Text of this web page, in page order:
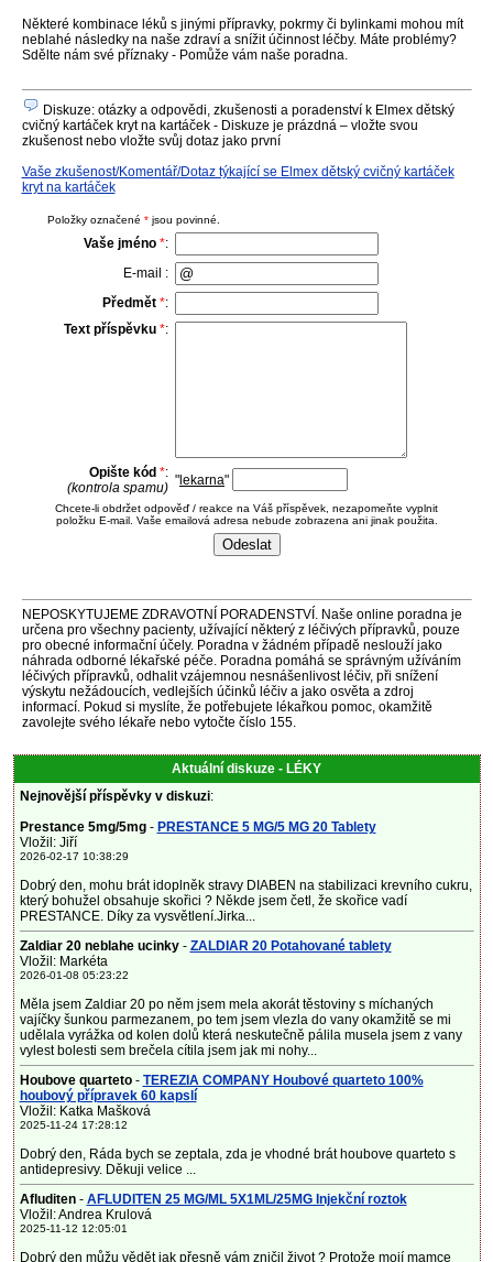
Některé kombinace léků s jinými přípravky, pokrmy či bylinkami mohou mít
neblahé následky na naše zdraví a snížit účinnost léčby. Máte problémy?
Sdělte nám své příznaky - Pomůže vám naše poradna.
Diskuze: otázky a odpovědi, zkušenosti a poradenství k Elmex dětský
cvičný kartáček kryt na kartáček - Diskuze je prázdná – vložte svou
zkušenost nebo vložte svůj dotaz jako první
Vaše zkušenost/Komentář/Dotaz týkající se Elmex dětský cvičný kartáček
kryt na kartáček
Položky označené * jsou povinné.
Vaše jméno *:
E-mail :
Předmět *:
Text příspěvku *:
Opište kód *:
(kontrola spamu) " lekarna"
Chcete-li obdržet odpověď / reakce na Váš příspěvek, nezapomeňte vyplnit
položku E-mail. Vaše emailová adresa nebude zobrazena ani jinak použita.
NEPOSKYTUJEME ZDRAVOTNÍ PORADENSTVÍ. Naše online poradna je
určena pro všechny pacienty, užívající některý z léčivých přípravků, pouze
pro obecné informační účely. Poradna v žádném případě neslouží jako
náhrada odborné lékařské péče. Poradna pomáhá se správným užíváním
léčivých přípravků, odhalit vzájemnou nesnášenlivost léčiv, při snížení
výskytu nežádoucích, vedlejších účinků léčiv a jako osvěta a zdroj
informací. Pokud si myslíte, že potřebujete lékařkou pomoc, okamžitě
zavolejte svého lékaře nebo vytočte číslo 155.
Aktuální diskuze - LÉKY
Nejnovější příspěvky v diskuzi:
Prestance 5mg/5mg- PRESTANCE 5 MG/5 MG 20 Tablety
Vložil: Jiří
2026-02-17 10:38:29
Dobrý den, mohu brát idoplněk stravy DIABEN na stabilizaci krevního cukru,
který bohužel obsahuje skořici ? Někde jsem četl, že skořice vadí
PRESTANCE. Díky za vysvětlení.Jirka...
Zaldiar 20 neblahe ucinky- ZALDIAR 20 Potahované tablety
Vložil: Markéta
2026-01-08 05:23:22
Měla jsem Zaldiar 20 po něm jsem mela akorát těstoviny s míchaných
vajíčky šunkou parmezanem, po tem jsem vlezla do vany okamžitě se mi
udělala vyrážka od kolen dolů která neskutečně pálila musela jsem z vany
vylest bolesti sem brečela cítila jsem jak mi nohy...
Houbove quarteto- TEREZIA COMPANY Houbové quarteto 100%
houbový přípravek 60 kapslí
Vložil: Katka Mašková
2025-11-24 17:28:12
Dobrý den, Ráda bych se zeptala, zda je vhodné brát houbove quarteto s
antidepresivy. Děkuji velice ...
Afluditen- AFLUDITEN 25 MG/ML 5X1ML/25MG Injekční roztok
Vložil: Andrea Krulová
2025-11-12 12:05:01
Dobrý den můžu vědět jak přesně vám zničil život ? Protože mojí mamce